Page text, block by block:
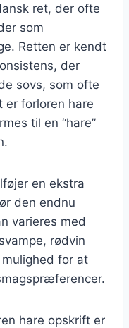
ret, der ofte
som
Retten er kendt
der
sovs, som ofte
er forloren hare
til en “hare”
en ekstra
den endnu
varieres med
rødvin
for at
hare opskrift er